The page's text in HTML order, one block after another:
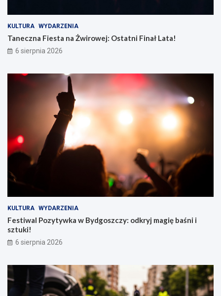
KULTURA WYDARZENIA
Taneczna Fiesta na Żwirowej: Ostatni Finał Lata!
6 sierpnia 2026
KULTURA WYDARZENIA
Festiwal Pozytywka w Bydgoszczy: odkryj magię baśni i
sztuki!
6 sierpnia 2026